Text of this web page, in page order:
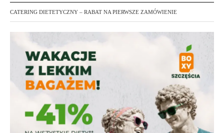
CATERING DIETETYCZNY – RABAT NA PIERWSZE ZAMÓWIENIE